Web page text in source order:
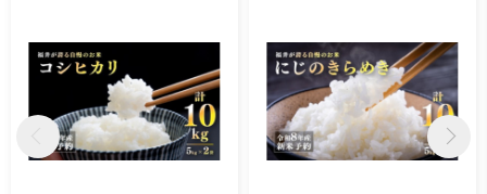
したら、ふるさと納税担当(furusato-sabae@soe.or.jp)までご連絡く